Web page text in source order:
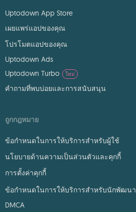
Uptodown App Store
เผยแพร่แอปของคุณ
โปรโมตแอปของคุณ
Uptodown Ads
Uptodown Turbo
ใหม่
คำถามที่พบบ่อยและการสนับสนุน
ถูกกฎหมาย
ข้อกำหนดในการให้บริการสำหรับผู้ใช้
นโยบายด้านความเป็นส่วนตัวและคุกกี้
การตั้งค่าคุกกี้
ข้อกำหนดในการให้บริการสำหรับนักพัฒนา
DMCA